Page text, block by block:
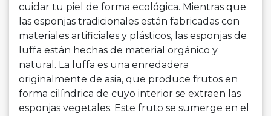
cuidar tu piel de forma ecológica. Mientras que
las esponjas tradicionales están fabricadas con
materiales artificiales y plásticos, las esponjas de
luffa están hechas de material orgánico y
natural. La luffa es una enredadera
originalmente de asia, que produce frutos en
forma cilíndrica de cuyo interior se extraen las
esponjas vegetales. Este fruto se sumerge en el